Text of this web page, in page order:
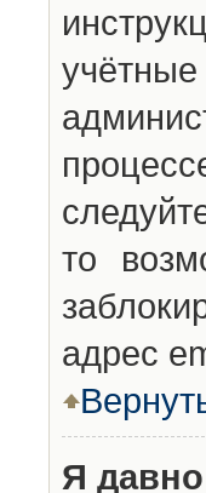
то
адрес
Я